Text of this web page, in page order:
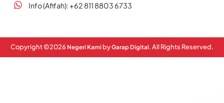
Info (Afifah): +62 811 8803 6733
Copyright ©2026 Negeri Kami byGarap Digital. All Rights Reserved.